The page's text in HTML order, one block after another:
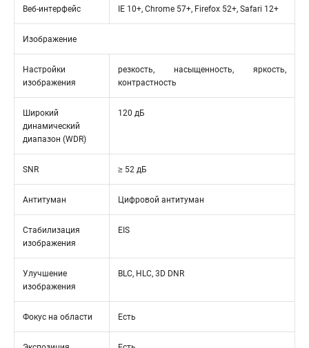
Веб-интерфейс IE 10+, Chrome 57+, Firefox 52+, Safari 12+
Изображение
Настройки
изображения
резкость, насыщенность, яркость,
контрастность
Широкий
динамический
диапазон (WDR)
120 дБ
SNR ≥ 52 дБ
Антитуман Цифровой антитуман
Стабилизация
изображения
EIS
Улучшение
изображения
BLC, HLC, 3D DNR
Фокус на области Есть